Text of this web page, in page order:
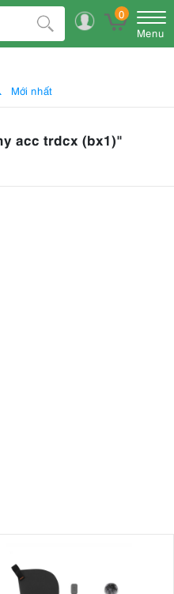
0
Menu
Mới nhất
acc trdcx (bx1)"